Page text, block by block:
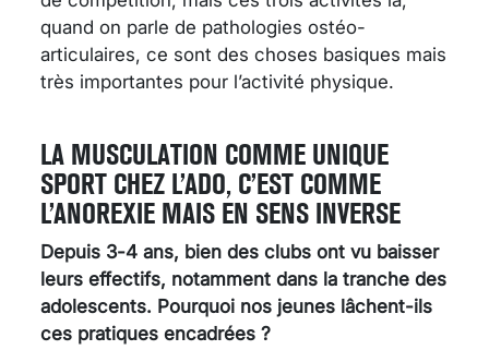
quand on parle de pathologies ostéo-
articulaires, ce sont des choses basiques mais
très importantes pour l’activité physique.
LA MUSCULATION COMME UNIQUE
SPORT CHEZ L’ADO, C’EST COMME
L’ANOREXIE MAIS EN SENS INVERSE
Depuis 3-4 ans, bien des clubs ont vu baisser
leurs effectifs, notamment dans la tranche des
adolescents. Pourquoi nos jeunes lâchent-ils
ces pratiques encadrées ?